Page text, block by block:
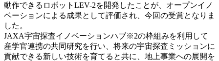
動作できるロボットLEV-2を開発したことが、オープンイノ
ベーションによる成果として評価され、今回の受賞となりま
した。
JAXA宇宙探査イノベーションハブ※2の枠組みを利用して
産学官連携の共同研究を行い、将来の宇宙探査ミッションに
貢献できる新しい技術を育てると共に、地上事業への展開を